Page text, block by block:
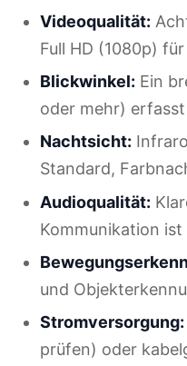
Videoqualität:
Full HD (1080p)
Blickwinkel: Ein
oder mehr)
Nachtsicht:
Standard,
Audioqualität:
Kommunikation
und
Stromversorgung:
prüfen) oder